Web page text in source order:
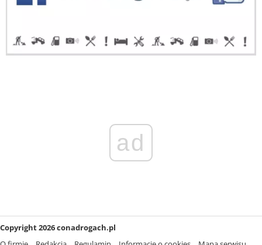
ad
Copyright 2026 conadrogach.pl